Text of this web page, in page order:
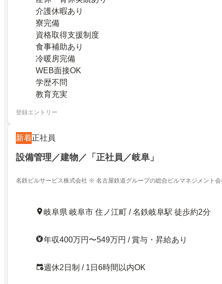
介護休暇あり
寮完備
資格取得支援制度
食事補助あり
冷暖房完備
WEB面接OK
学歴不問
教育充実
登録エントリー
新着正社員
設備管理／建物／「正社員／岐阜」
名鉄ビルサービス株式会社 ※ 名古屋鉄道グループの総合ビルマネジメント会
岐阜県 岐阜市 住ノ江町 / 名鉄岐阜駅 徒歩約2分
年収400万円〜549万円 / 賞与・昇給あり
週休2日制 / 1日6時間以内OK